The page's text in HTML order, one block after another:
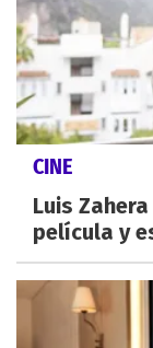
CINE
Luis
película y